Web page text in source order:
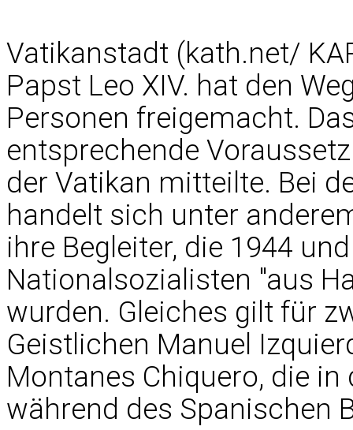
Vatikanstadt (kath.net/
Papst Leo XIV. hat den
Personen freigemacht.
entsprechende
der Vatikan mitteilte. Bei
handelt sich unter
ihre Begleiter, die 1944
Nationalsozialisten "aus
wurden. Gleiches gilt für
Geistlichen Manuel
Montanes Chiquero, die
während des Spanischen